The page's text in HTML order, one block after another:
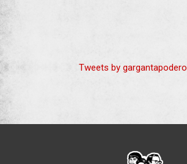
Tweets by gargantapodero